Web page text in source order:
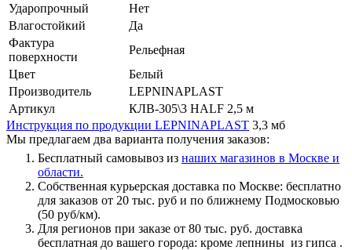
Ударопрочный
Нет
Влагостойкий
Да
Фактура
поверхности
Рельефная
Цвет
Белый
Производитель
LEPNINAPLAST
Артикул
КЛВ-305\3 HALF 2,5 м
Инструкция по продукции LEPNINAPLAST 3,3 мб
Мы предлагаем два варианта получения заказов:
Бесплатный самовывоз из наших магазинов в Москве и
области.
Собственная курьерская доставка по Москве: бесплатно
для заказов от 20 тыс. руб и по ближнему Подмосковью
(50 руб/км).
Для регионов при заказе от 80 тыс. руб. доставка
бесплатная до вашего города: кроме лепнины из гипса .